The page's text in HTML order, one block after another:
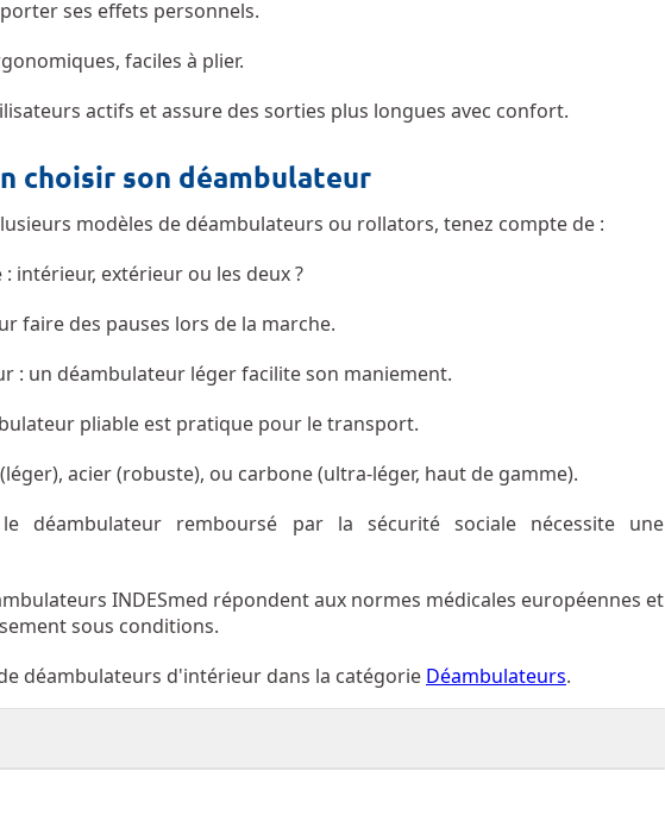
ses effets personnels.
faciles à plier.
actifs et assure des sorties plus longues avec confort.
choisir son déambulateur
modèles de déambulateurs ou rollators, tenez compte de :
: intérieur, extérieur ou les deux ?
faire des pauses lors de la marche.
: un déambulateur léger facilite son maniement.
pliable est pratique pour le transport.
acier (robuste), ou carbone (ultra-léger, haut de gamme).
déambulateur remboursé par la sécurité sociale nécessite une
INDESmed répondent aux normes médicales européennes et
sous conditions.
déambulateurs d'intérieur dans la catégorie Déambulateurs